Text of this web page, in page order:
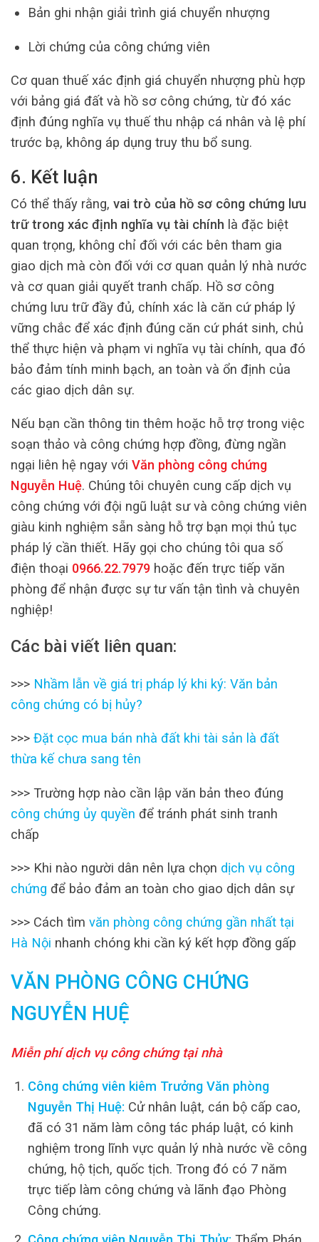
Bản ghi nhận giải trình giá chuyển nhượng
Lời chứng của công chứng viên
Cơ quan thuế xác định giá chuyển nhượng phù hợp
với bảng giá đất và hồ sơ công chứng, từ đó xác
định đúng nghĩa vụ thuế thu nhập cá nhân và lệ phí
trước bạ, không áp dụng truy thu bổ sung.
6. Kết luận
Có thể thấy rằng, vai trò của hồ sơ công chứng lưu
trữ trong xác định nghĩa vụ tài chính là đặc biệt
quan trọng, không chỉ đối với các bên tham gia
giao dịch mà còn đối với cơ quan quản lý nhà nước
và cơ quan giải quyết tranh chấp. Hồ sơ công
chứng lưu trữ đầy đủ, chính xác là căn cứ pháp lý
vững chắc để xác định đúng căn cứ phát sinh, chủ
thể thực hiện và phạm vi nghĩa vụ tài chính, qua đó
bảo đảm tính minh bạch, an toàn và ổn định của
các giao dịch dân sự.
Nếu bạn cần thông tin thêm hoặc hỗ trợ trong việc
soạn thảo và công chứng hợp đồng, đừng ngần
ngại liên hệ ngay với Văn phòng công chứng
Nguyễn Huệ. Chúng tôi chuyên cung cấp dịch vụ
công chứng với đội ngũ luật sư và công chứng viên
giàu kinh nghiệm sẵn sàng hỗ trợ bạn mọi thủ tục
pháp lý cần thiết. Hãy gọi cho chúng tôi qua số
điện thoại 0966.22.7979 hoặc đến trực tiếp văn
phòng để nhận được sự tư vấn tận tình và chuyên
nghiệp!
Các bài viết liên quan:
>>> Nhầm lẫn về giá trị pháp lý khi ký: Văn bản
công chứng có bị hủy?
>>> Đặt cọc mua bán nhà đất khi tài sản là đất
thừa kế chưa sang tên
>>> Trường hợp nào cần lập văn bản theo đúng
công chứng ủy quyền để tránh phát sinh tranh
chấp
>>> Khi nào người dân nên lựa chọn dịch vụ công
chứng để bảo đảm an toàn cho giao dịch dân sự
>>> Cách tìm văn phòng công chứng gần nhất tại
Hà Nội nhanh chóng khi cần ký kết hợp đồng gấp
VĂN PHÒNG CÔNG CHỨNG
NGUYỄN HUỆ
Miễn phí dịch vụ công chứng tại nhà
Công chứng viên kiêm Trưởng Văn phòng
Nguyễn Thị Huệ: Cử nhân luật, cán bộ cấp cao,
đã có 31 năm làm công tác pháp luật, có kinh
nghiệm trong lĩnh vực quản lý nhà nước về công
chứng, hộ tịch, quốc tịch. Trong đó có 7 năm
trực tiếp làm công chứng và lãnh đạo Phòng
Công chứng.